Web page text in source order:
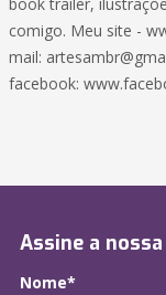
book trailer,
comigo. Meu site -
mail:
facebook:
Assine a
Nome*